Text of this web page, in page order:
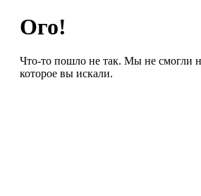
Ого!
Что-то пошло не так. Мы не смогли
которое вы искали.